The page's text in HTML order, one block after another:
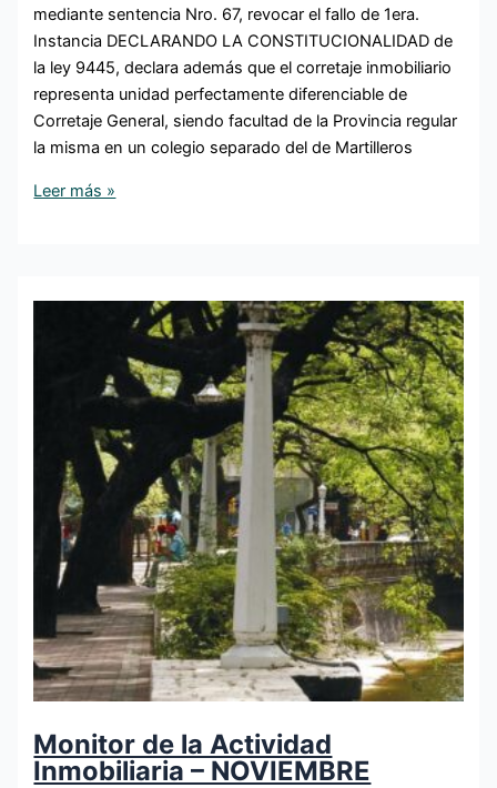
mediante sentencia Nro. 67, revocar el fallo de 1era.
Instancia DECLARANDO LA CONSTITUCIONALIDAD de
la ley 9445, declara además que el corretaje inmobiliario
representa unidad perfectamente diferenciable de
Corretaje General, siendo facultad de la Provincia regular
la misma en un colegio separado del de Martilleros
Leer más »
Monitor de la Actividad
Inmobiliaria – NOVIEMBRE